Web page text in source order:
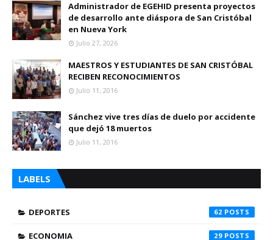
Administrador de EGEHID presenta proyectos
de desarrollo ante diáspora de San Cristóbal
en Nueva York
Julio 27, 2026
MAESTROS Y ESTUDIANTES DE SAN CRISTÓBAL
RECIBEN RECONOCIMIENTOS
Julio 11, 2016
Sánchez vive tres días de duelo por accidente
que dejó 18 muertos
Julio 11, 2016
LABELS
DEPORTES 62
ECONOMIA 29